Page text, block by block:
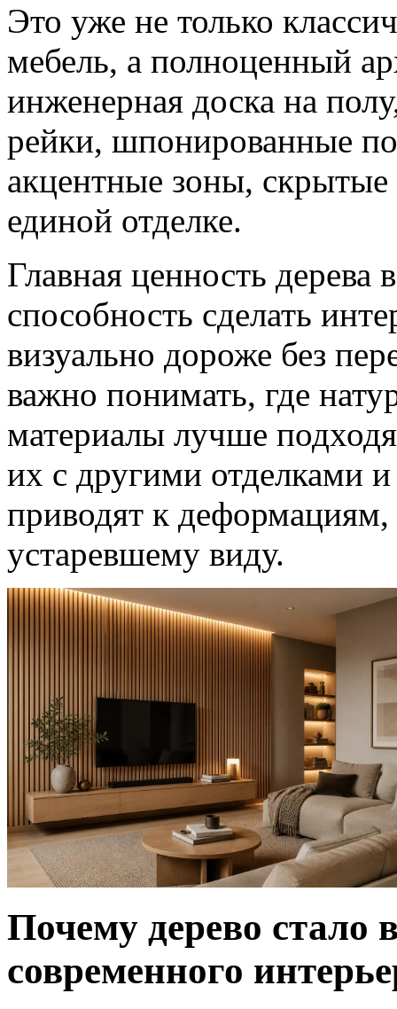
Это уже не только
мебель, а полноценный
инженерная доска на
рейки, шпонированные
акцентные зоны, скрытые
единой отделке.
Главная ценность
способность сделать
визуально дороже без
важно понимать, где
материалы лучше
их с другими отделками
приводят к
устаревшему виду.
Почему дерево
современного